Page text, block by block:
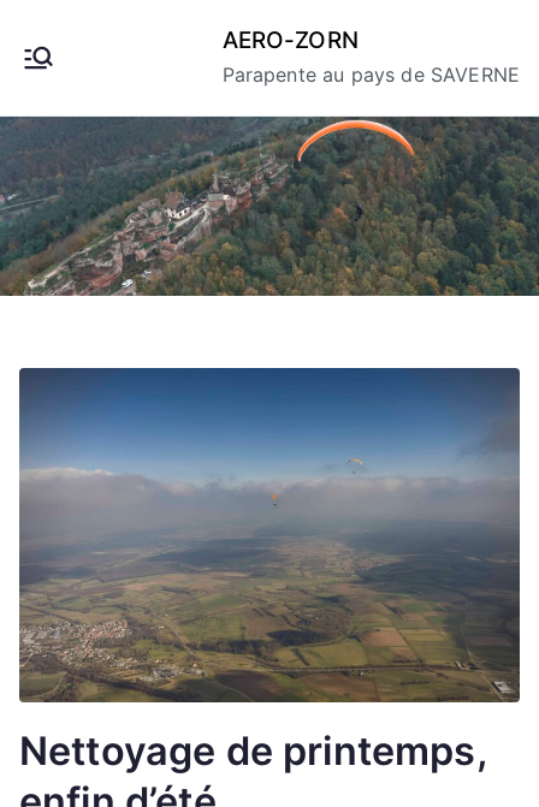
AERO-ZORN
Parapente au pays de SAVERNE
Nettoyage de printemps,